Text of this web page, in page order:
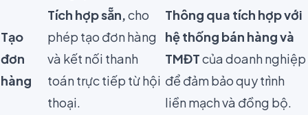
Tạo
đơn
hàng
Tích hợp sẵn,cho
phép tạo đơn hàng
và kết nối thanh
toán trực tiếp từ hội
thoại.
Thông qua tích hợp với
hệ thống bán hàng và
TMĐTcủa doanh nghiệp
để đảm bảo quy trình
liền mạch và đồng bộ.